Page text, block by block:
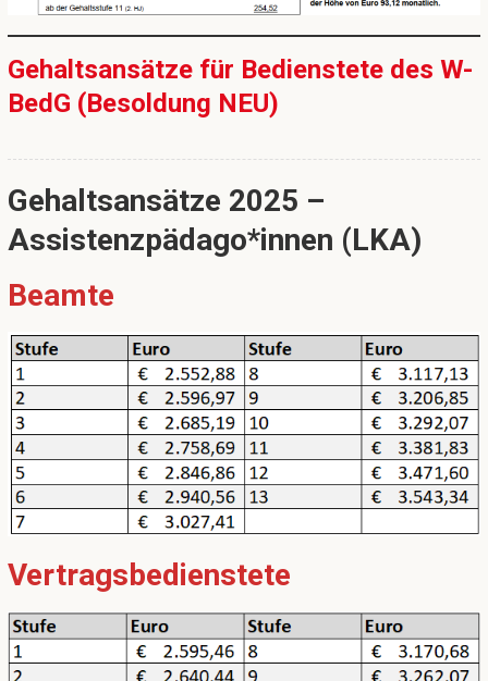
Gehaltsansätze für Bedienstete des W-
BedG (Besoldung NEU)
Gehaltsansätze 2025 –
Assistenzpädago*innen (LKA)
Beamte
Vertragsbedienstete